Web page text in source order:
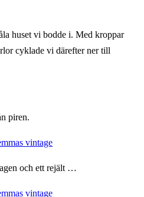
huset vi bodde i. Med kroppar
cyklade vi därefter ner till
piren.
och ett rejält …